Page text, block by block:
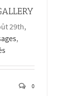
29th,
,
0